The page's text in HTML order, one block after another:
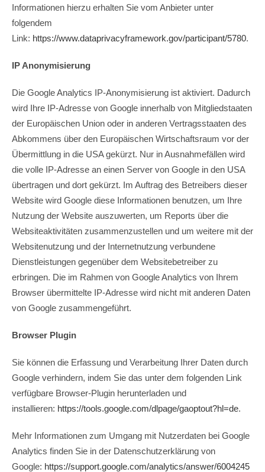
Informationen hierzu erhalten Sie vom Anbieter unter
folgendem
Link: https://www.dataprivacyframework.gov/participant/5780.
IP Anonymisierung
Die Google Analytics IP-Anonymisierung ist aktiviert. Dadurch
wird Ihre IP-Adresse von Google innerhalb von Mitgliedstaaten
der Europäischen Union oder in anderen Vertragsstaaten des
Abkommens über den Europäischen Wirtschaftsraum vor der
Übermittlung in die USA gekürzt. Nur in Ausnahmefällen wird
die volle IP-Adresse an einen Server von Google in den USA
übertragen und dort gekürzt. Im Auftrag des Betreibers dieser
Website wird Google diese Informationen benutzen, um Ihre
Nutzung der Website auszuwerten, um Reports über die
Websiteaktivitäten zusammenzustellen und um weitere mit der
Websitenutzung und der Internetnutzung verbundene
Dienstleistungen gegenüber dem Websitebetreiber zu
erbringen. Die im Rahmen von Google Analytics von Ihrem
Browser übermittelte IP-Adresse wird nicht mit anderen Daten
von Google zusammengeführt.
Browser Plugin
Sie können die Erfassung und Verarbeitung Ihrer Daten durch
Google verhindern, indem Sie das unter dem folgenden Link
verfügbare Browser-Plugin herunterladen und
installieren: https://tools.google.com/dlpage/gaoptout?hl=de.
Mehr Informationen zum Umgang mit Nutzerdaten bei Google
Analytics finden Sie in der Datenschutzerklärung von
Google: https://support.google.com/analytics/answer/6004245